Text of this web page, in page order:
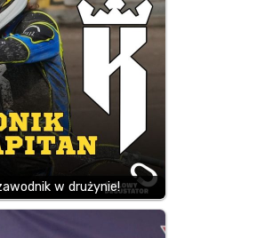
w drużynie!